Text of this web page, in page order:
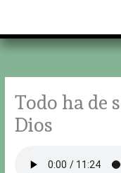
contenido
Todo ha de
Dios